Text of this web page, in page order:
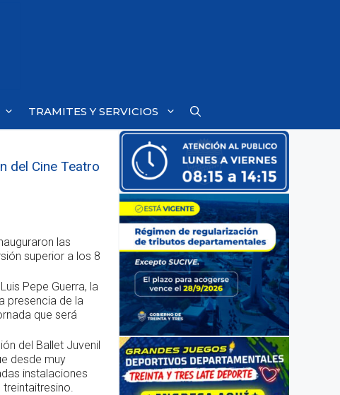
TRAMITES Y SERVICIOS
del Cine Teatro
las
superior a los 8
Pepe Guerra, la
presencia de la
que será
del Ballet Juvenil
desde muy
instalaciones